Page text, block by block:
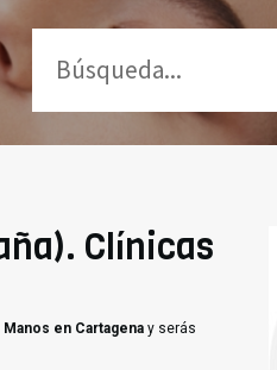
Clínicas
en Cartagena y serás